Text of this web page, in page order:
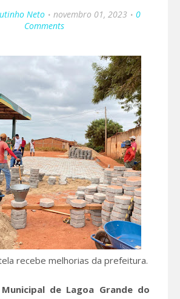
Neto novembro 01, 2023
0
Comments
recebe melhorias da prefeitura.
de Lagoa Grande do